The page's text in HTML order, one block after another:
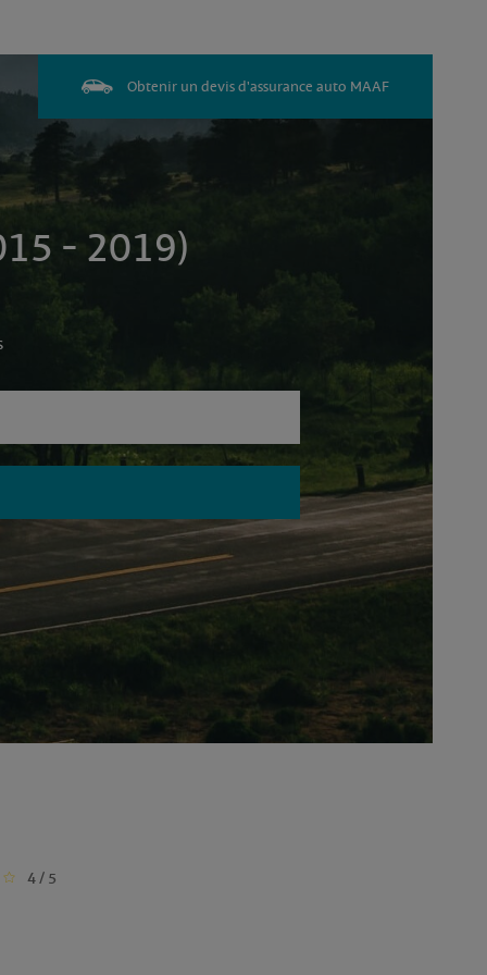
Obtenir un devis d'assurance auto MAAF
- 2019)
4 / 5